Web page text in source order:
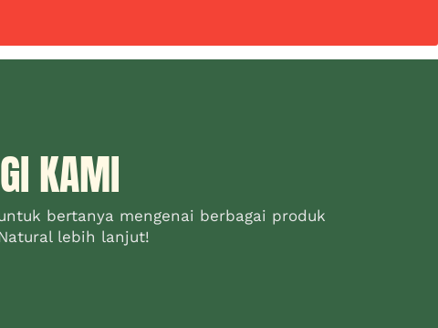
KAMI
bertanya mengenai berbagai produk
lebih lanjut!